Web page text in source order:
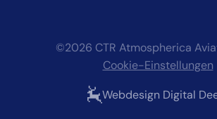
©2026 CTR Atmospherica
Cookie-Einstellungen
Webdesign Digital